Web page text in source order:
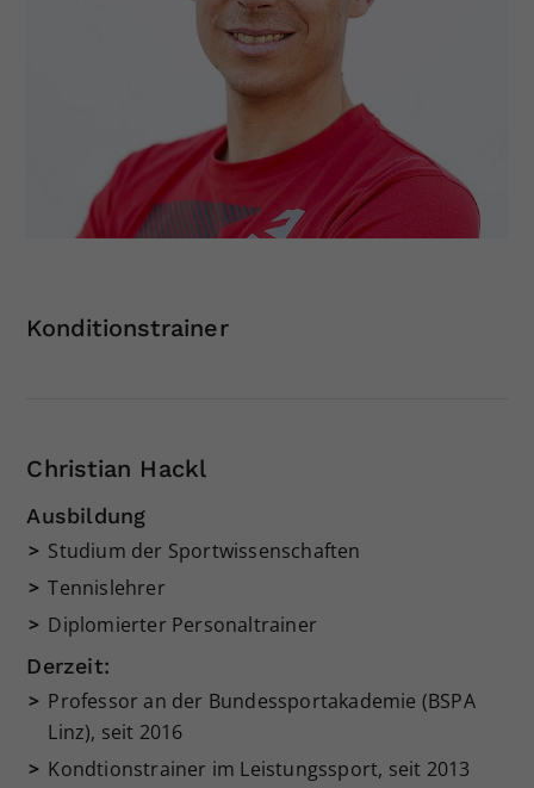
Konditionstrainer
Christian Hackl
Ausbildung
Studium der Sportwissenschaften
Tennislehrer
Diplomierter Personaltrainer
Derzeit:
Professor an der Bundessportakademie (BSPA
Linz), seit 2016
Kondtionstrainer im Leistungssport, seit 2013